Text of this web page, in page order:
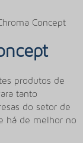
Concept
produtos de
tanto
do setor de
há de melhor no